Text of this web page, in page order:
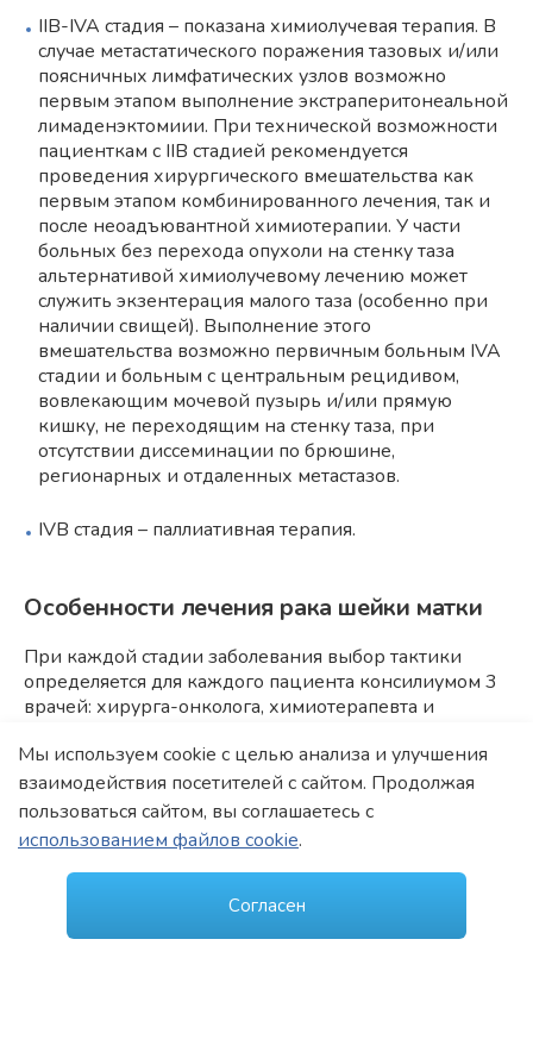
IIB-IVA стадия – показана химиолучевая терапия. В
случае метастатического поражения тазовых и/или
поясничных лимфатических узлов возможно
первым этапом выполнение экстраперитонеальной
лимаденэктомиии. При технической возможности
пациенткам с IIВ стадией рекомендуется
проведения хирургического вмешательства как
первым этапом комбинированного лечения, так и
после неоадъювантной химиотерапии. У части
больных без перехода опухоли на стенку таза
альтернативой химиолучевому лечению может
служить экзентерация малого таза (особенно при
наличии свищей). Выполнение этого
вмешательства возможно первичным больным IVA
стадии и больным с центральным рецидивом,
вовлекающим мочевой пузырь и/или прямую
кишку, не переходящим на стенку таза, при
отсутствии диссеминации по брюшине,
регионарных и отдаленных метастазов.
IVВ стадия – паллиативная терапия.
Особенности лечения рака шейки матки
При каждой стадии заболевания выбор тактики
определяется для каждого пациента консилиумом 3
врачей: хирурга-онколога, химиотерапевта и
таких как возраст, общее состояние, наличие
сопутствующей патологии.
При возможности радикального оперативного
лечения предпочтение отдается операции.
Пациенткам репродуктивного возраста я стараюсь
проводить максимально органосохраняющее
Мы используем cookie с целью анализа и улучшения
взаимодействия посетителей с сайтом. Продолжая
пользоваться сайтом, вы соглашаетесь с
использованием файлов cookie.
Согласен